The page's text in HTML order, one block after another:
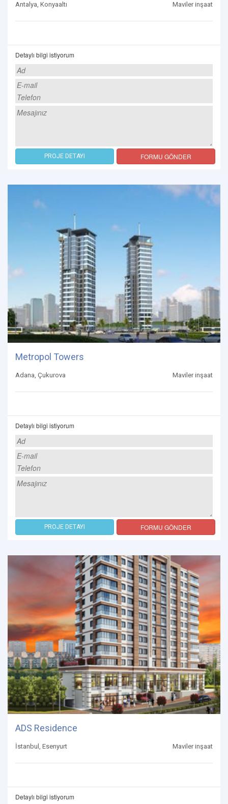
Antalya, Konyaaltı Maviler inşaat
Detaylı bilgi istiyorum
PROJE DETAYI FORMU GÖNDER
Metropol Towers
Adana, Çukurova Maviler inşaat
Detaylı bilgi istiyorum
PROJE DETAYI FORMU GÖNDER
ADS Residence
İstanbul, Esenyurt Maviler inşaat
Detaylı bilgi istiyorum